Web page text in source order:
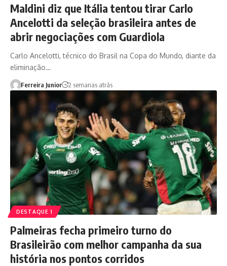
Maldini diz que Itália tentou tirar Carlo
Ancelotti da seleção brasileira antes de
abrir negociações com Guardiola
Carlo Ancelotti, técnico do Brasil na Copa do Mundo, diante da
eliminação…
Ferreira Junior 2 semanas atrás
DESTAQUE 1
Palmeiras fecha primeiro turno do
Brasileirão com melhor campanha da sua
história nos pontos corridos